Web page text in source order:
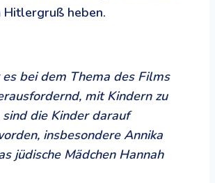
Hitlergruß heben.
bei dem Thema des Films
mit Kindern zu
die Kinder darauf
insbesondere Annika
jüdische Mädchen Hannah